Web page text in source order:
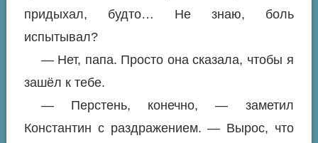
придыхал, будто… Не знаю, боль
испытывал?
— Нет, папа. Просто она сказала, чтобы я
зашёл к тебе.
— Перстень, конечно, — заметил
Константин с раздражением. — Вырос, что